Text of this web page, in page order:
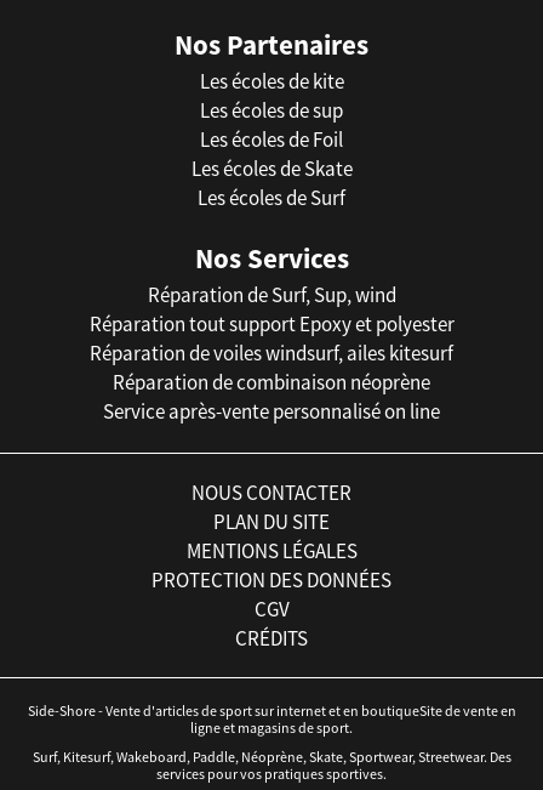
Nos Partenaires
Les écoles de kite
Les écoles de sup
Les écoles de Foil
Les écoles de Skate
Les écoles de Surf
Nos Services
Réparation de Surf, Sup, wind
Réparation tout support Epoxy et polyester
Réparation de voiles windsurf, ailes kitesurf
Réparation de combinaison néoprène
Service après-vente personnalisé on line
NOUS CONTACTER
PLAN DU SITE
MENTIONS LÉGALES
PROTECTION DES DONNÉES
CGV
CRÉDITS
Side-Shore - Vente d'articles de sport sur internet et en boutiqueSite de vente en
ligne et magasins de sport.
Surf, Kitesurf, Wakeboard, Paddle, Néoprène, Skate, Sportwear, Streetwear. Des
services pour vos pratiques sportives.